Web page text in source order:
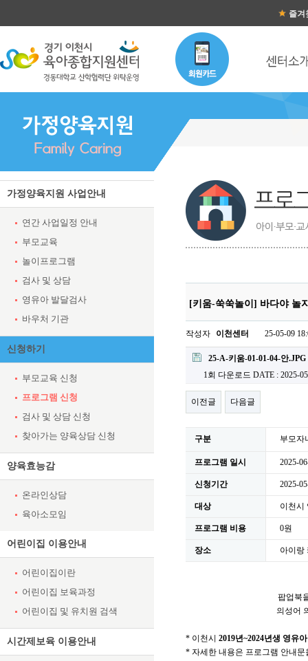
즐겨
가정양육지원 사업안내
연간 사업일정 안내
부모교육
놀이프로그램
검사 및 상담
영유아 발달검사
바우처 기관
신청하기
부모교육 신청
프로그램 신청
검사 및 상담 신청
찾아가는 양육상담 신청
양육효능감
온라인상담
육아소모임
어린이집 이용안내
어린이집이란
어린이집 보육과정
어린이집 및 유치원 검색
시간제보육 이용안내
[키움-쑥쑥놀이] 바다야 놀
작성자 이천센터
25-05-09
첨부파일
25-A-키움-01-01-04-안.JPG
1회 다운로드 DATE : 2025-
이전글 다음글
구분 부모자
프로그램 일시 2025-
신청기간 2025-
대상 이천시
프로그램 비용 0원
장소 아이랑
팝업북
의성어
* 이천시 2019년~2024년생 영유아
* 자세한 내용은 프로그램 안내